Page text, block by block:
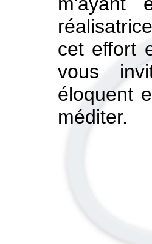
cet effort
vous
éloquent
méditer.